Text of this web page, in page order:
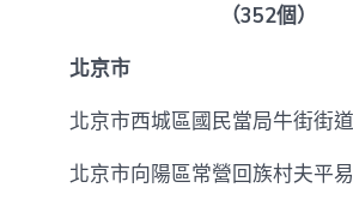
（352個）
北京市
北京市西城區國民當局牛街街
北京市向陽區常營回族村夫平